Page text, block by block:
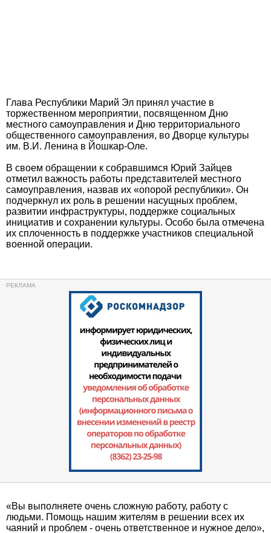
Глава Республики Марий Эл принял участие в
торжественном мероприятии, посвященном Дню
местного самоуправления и Дню территориального
общественного самоуправления, во Дворце культуры
им. В.И. Ленина в Йошкар-Оле.
В своем обращении к собравшимся Юрий Зайцев
отметил важность работы представителей местного
самоуправления, назвав их «опорой республики». Он
подчеркнул их роль в решении насущных проблем,
развитии инфраструктуры, поддержке социальных
инициатив и сохранении культуры. Особо была отмечена
их сплоченность в поддержке участников специальной
военной операции.
«Вы выполняете очень сложную работу, работу с
людьми. Помощь нашим жителям в решении всех их
чаяний и проблем - очень ответственное и нужное дело»,